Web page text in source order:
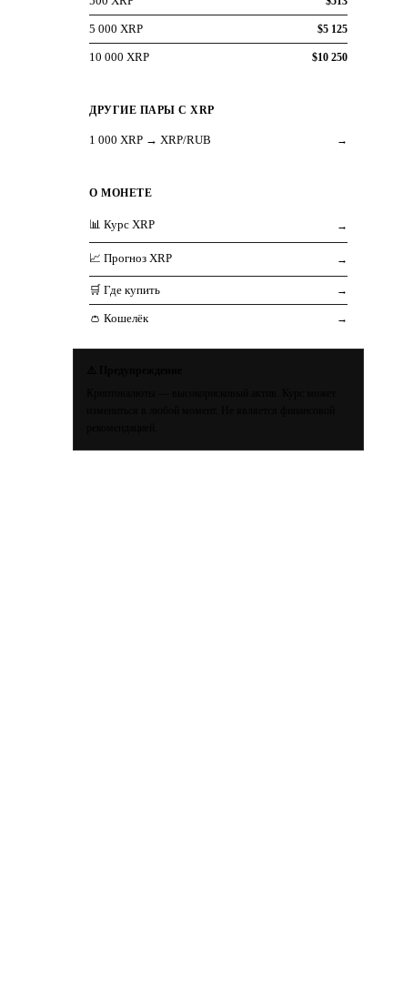
5 000 XRP $5 125
10 000 XRP $10 250
ДРУГИЕ ПАРЫ С XRP
1 000 XRP → XRP/RUB →
О МОНЕТЕ
📊 Курс XRP →
📈 Прогноз XRP →
🛒 Где купить →
👛 Кошелёк →